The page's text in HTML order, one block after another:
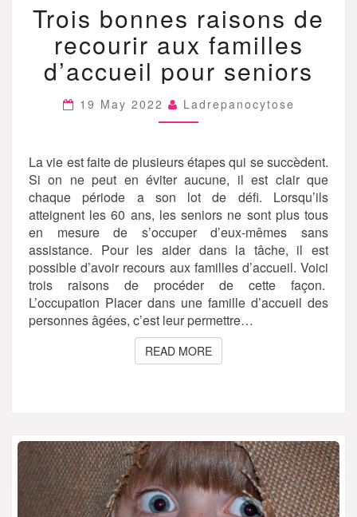
BONNES
RAISONS
DE
AUX
D’ACCUEIL
POUR
Trois bonnes raisons de
recourir aux familles
d’accueil pour seniors
19 May 2022 Ladrepanocytose
La vie est faite de plusieurs étapes qui se succèdent.
Si on ne peut en éviter aucune, il est clair que
chaque période a son lot de défi. Lorsqu’ils
atteignent les 60 ans, les seniors ne sont plus tous
en mesure de s’occuper d’eux-mêmes sans
assistance. Pour les aider dans la tâche, il est
possible d’avoir recours aux familles d’accueil. Voici
trois raisons de procéder de cette façon.
L’occupation Placer dans une famille d’accueil des
personnes âgées, c’est leur permettre…
READ MOREREAD MORE